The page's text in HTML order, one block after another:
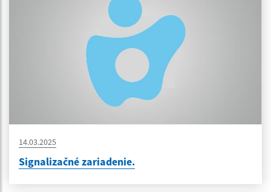
14.03.2025
Signalizačné zariadenie.